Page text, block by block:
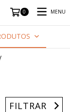
0 MENU
FILTRAR